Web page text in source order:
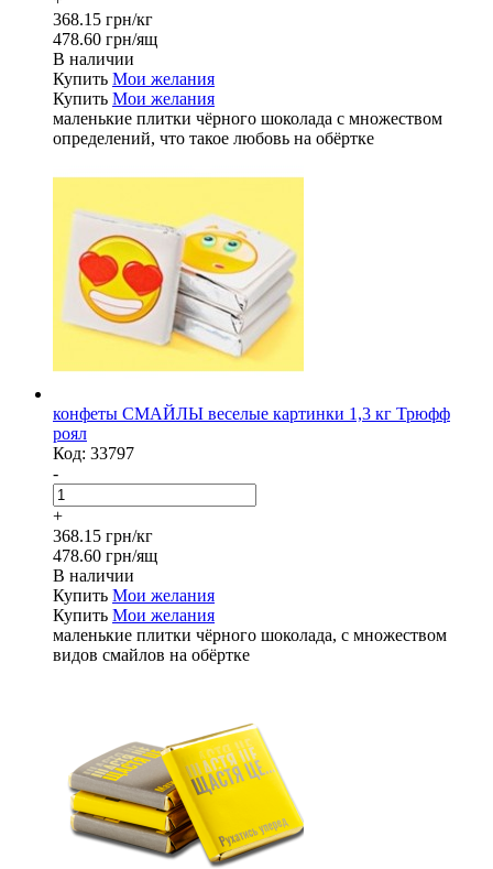
368.15 грн/кг
478.60 грн/ящ
В наличии
Купить Мои желания
Купить Мои желания
маленькие плитки чёрного шоколада с множеством
определений, что такое любовь на обёртке
конфеты СМАЙЛЫ веселые картинки 1,3 кг Трюфф
роял
Код: 33797
-
+
368.15 грн/кг
478.60 грн/ящ
В наличии
Купить Мои желания
Купить Мои желания
маленькие плитки чёрного шоколада, с множеством
видов смайлов на обёртке